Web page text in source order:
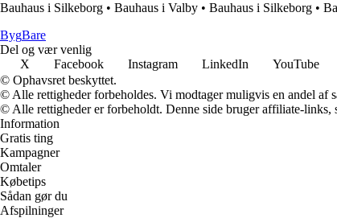
Bauhaus i Silkeborg • Bauhaus i Valby • Bauhaus i Silkeborg •
BygBare
Del og vær venlig
X
Facebook Instagram LinkedIn YouTube
© Ophavsret beskyttet.
© Alle rettigheder forbeholdes. Vi modtager muligvis en andel af
© Alle rettigheder er forbeholdt. Denne side bruger affiliate-links,
Information
Gratis ting
Kampagner
Omtaler
Købetips
Sådan gør du
Afspilninger